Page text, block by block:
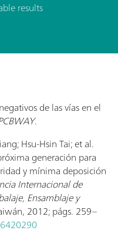
results
de las vías en el
.
Hsu-Hsin Tai; et al.
generación para
y mínima deposición
Internacional de
Ensamblaje y
2012; págs. 259–